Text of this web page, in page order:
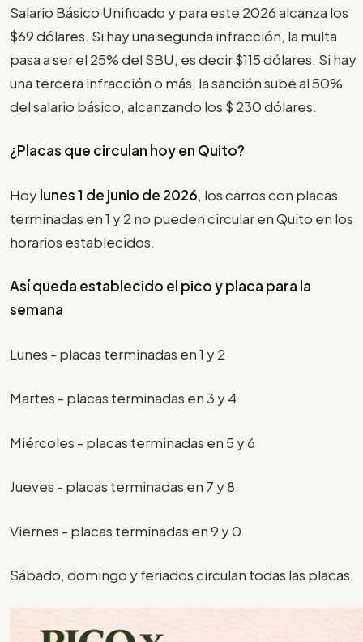
Salario Básico Unificado y para este 2026 alcanza los
$69 dólares. Si hay una segunda infracción, la multa
pasa a ser el 25% del SBU, es decir $115 dólares. Si hay
una tercera infracción o más, la sanción sube al 50%
del salario básico, alcanzando los $ 230 dólares.
¿Placas que circulan hoy en Quito?
Hoylunes 1 de junio de 2026, los carros con placas
terminadas en 1 y 2 no pueden circular en Quito en los
horarios establecidos.
Así queda establecido el pico y placa para la
semana
Lunes - placas terminadas en 1 y 2
Martes - placas terminadas en 3 y 4
Miércoles - placas terminadas en 5 y 6
Jueves - placas terminadas en 7 y 8
Viernes - placas terminadas en 9 y 0
Sábado, domingo y feriados circulan todas las placas.